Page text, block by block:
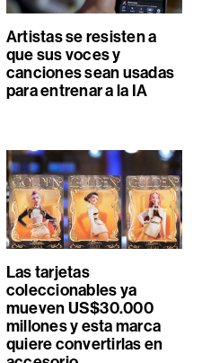
Artistas se resisten a
que sus voces y
canciones sean usadas
para entrenar a la IA
Las tarjetas
coleccionables ya
mueven US$30.000
millones y esta marca
quiere convertirlas en